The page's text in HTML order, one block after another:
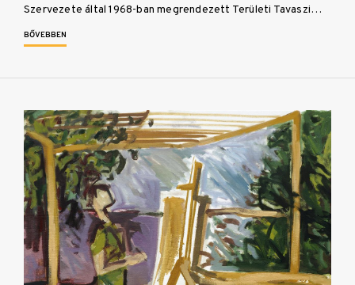
Szervezete által 1968-ban megrendezett Területi Tavaszi…
BŐVEBBEN